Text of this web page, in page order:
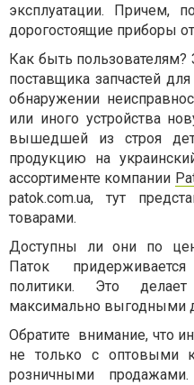
эксплуатации. Причем,
дорогостоящие приборы
Как быть пользователям?
поставщика запчастей
обнаружении
или иного устройства
вышедшей из строя
продукцию на
ассортименте компании
patok.com.ua, тут
товарами.
Доступны ли они по
Паток
политики. Это
максимально выгодными
Обратите внимание, что
не только с оптовыми
розничными